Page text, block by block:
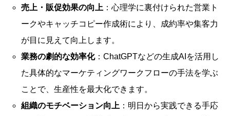
売上・販促効果の向上 ：心理学に裏付けられた営業ト
ークやキャッチコピー作成術により、成約率や集客力
が目に見えて向上します。
業務の劇的な効率化：ChatGPTなどの生成AIを活用し
た具体的なマーケティングワークフローの手法を学ぶ
ことで、生産性を最大化できます。
組織のモチベーション向上 ：明日から実践できる手応